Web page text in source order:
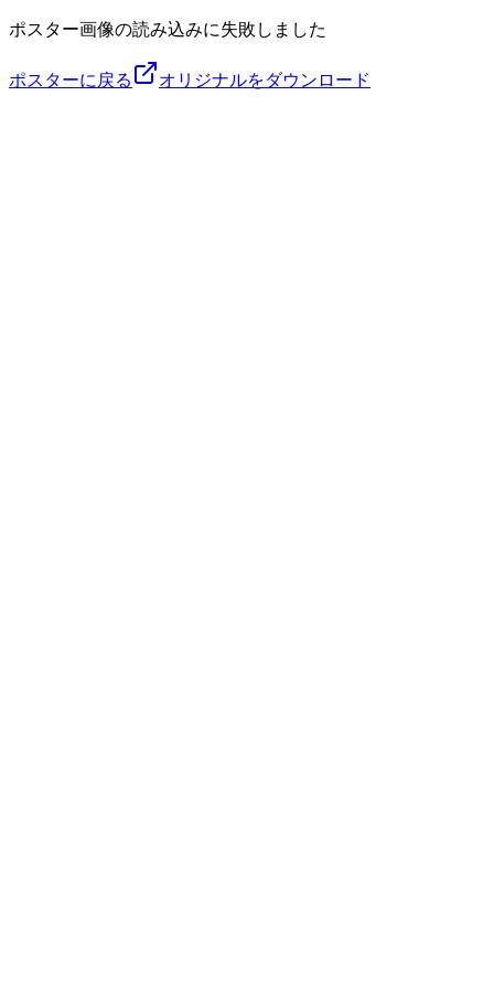
ポスター画像の読み込みに失敗しました
ポスターに戻る オリジナルをダウンロード